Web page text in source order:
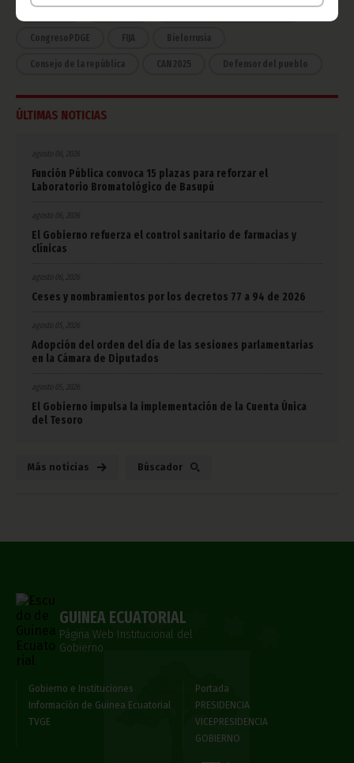
CongresoPDGE FIJA Bielorrusia
Consejo de la república CAN 2025 Defensor del pueblo
ÚLTIMAS NOTICIAS
agosto 06, 2026
Función Pública convoca 15 plazas para reforzar el
Laboratorio Bromatológico de Basupú
agosto 06, 2026
El Gobierno refuerza el control sanitario de farmacias y
clínicas
agosto 06, 2026
Ceses y nombramientos por los decretos 77 a 94 de 2026
Adopción del orden del día de las sesiones parlamentarias
en la Cámara de Diputados
El Gobierno impulsa la implementación de la Cuenta Única
del Tesoro
Más noticias Búscador
GUINEA ECUATORIAL
Página Web Institucional del
Gobierno
Gobierno e Instituciones
Información de Guinea Ecuatorial
TVGE
Portada
PRESIDENCIA
VICEPRESIDENCIA
GOBIERNO